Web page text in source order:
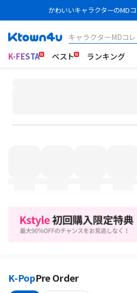
かわいいキャラクターのMD
キャラクターMDコ
K-FESTA ベスト ランキング
K-PopPre Order